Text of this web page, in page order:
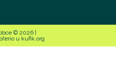
© 2026 |
u kufik.org